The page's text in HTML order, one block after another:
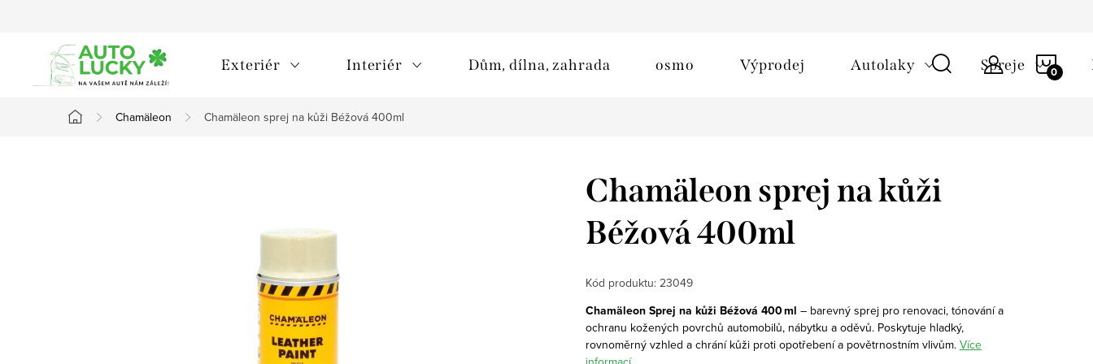
Exteriér Interiér Dům, dílna, zahrada osmo Výprodej Autolaky Spreje
Domů
Chamäleon Chamäleon sprej na kůži Béžová 400ml
Chamäleon sprej na kůži
Béžová 400ml
Kód produktu: 23049
Chamäleon Sprej na kůži Béžová 400 ml – barevný sprej pro renovaci, tónování a
ochranu kožených povrchů automobilů, nábytku a oděvů. Poskytuje hladký,
rovnoměrný vzhled a chrání kůži proti opotřebení a povětrnostním vlivům. Více